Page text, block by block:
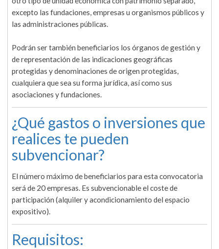
excepto las fundaciones, empresas u organismos públicos y
las administraciones públicas.
Podrán ser también beneficiarios los órganos de gestión y
de representación de las indicaciones geográficas
protegidas y denominaciones de origen protegidas,
cualquiera que sea su forma jurídica, así como sus
asociaciones y fundaciones.
¿Qué gastos o inversiones que
realices te pueden
subvencionar?
El número máximo de beneficiarios para esta convocatoria
será de 20 empresas. Es subvencionable el coste de
participación (alquiler y acondicionamiento del espacio
expositivo).
Requisitos: